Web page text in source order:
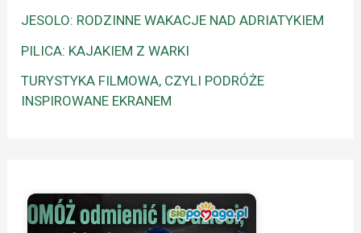
JESOLO: RODZINNE WAKACJE NAD ADRIATYKIEM
PILICA: KAJAKIEM Z WARKI
TURYSTYKA FILMOWA, CZYLI PODRÓŻE
INSPIROWANE EKRANEM